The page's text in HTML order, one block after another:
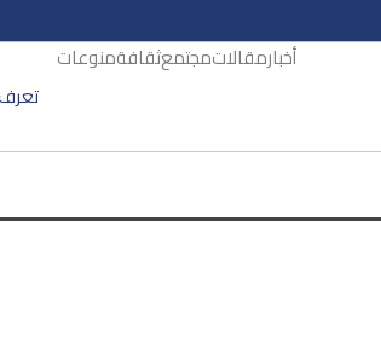
أخبارمقالاتمجتمعثقافةمنوعات